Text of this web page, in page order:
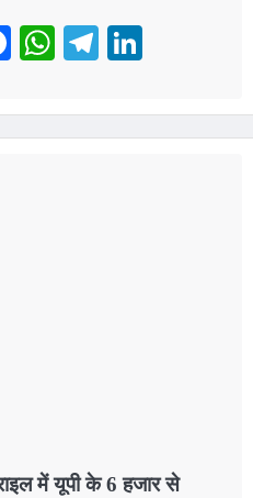
Facebook
WhatsApp
Telegram
LinkedIn
में यूपी के 6 हजार से